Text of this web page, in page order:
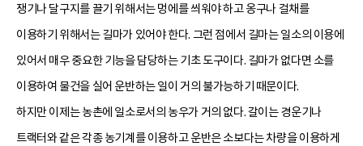
쟁기나 달구지를 끌기 위해서는 멍에를 씌워야 하고 옹구나 걸채를
이용하기 위해서는 길마가 있어야 한다. 그런 점에서 길마는 일소의 이용에
있어서 매우 중요한 기능을 담당하는 기초 도구이다. 길마가 없다면 소를
이용하여 물건을 실어 운반하는 일이 거의 불가능하기 때문이다.
하지만 이제는 농촌에 일소로서의 농우가 거의 없다. 갈이는 경운기나
트랙터와 같은 각종 농기계를 이용하고 운반은 소보다는 차량을 이용하게